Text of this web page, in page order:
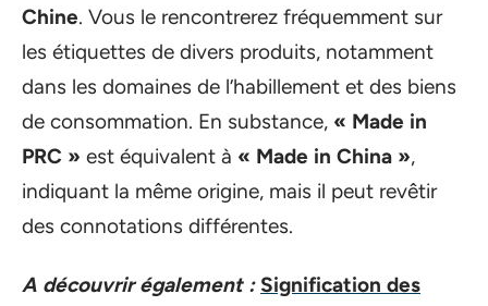
Chine. Vous le rencontrerez fréquemment sur
les étiquettes de divers produits, notamment
dans les domaines de l’habillement et des biens
de consommation. En substance, « Made in
PRC » est équivalent à « Made in China »,
indiquant la même origine, mais il peut revêtir
des connotations différentes.
A découvrir également : Signification des